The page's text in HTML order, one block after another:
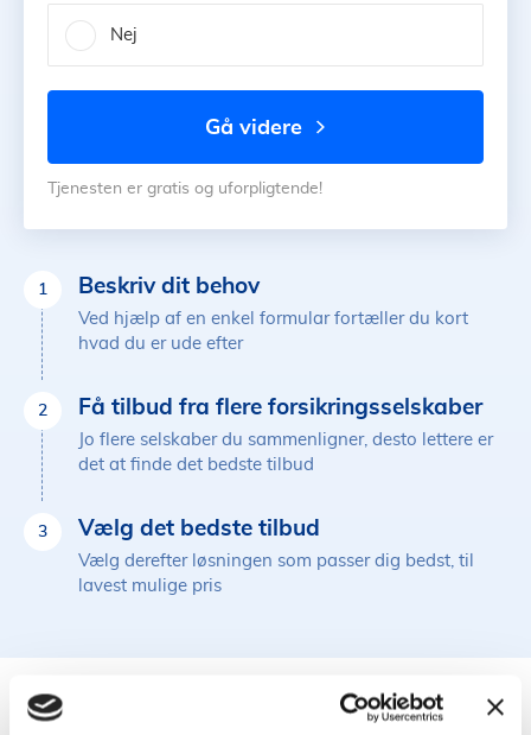
Nej
gå videre
Tjenesten er gratis og uforpligtende!
1 Beskriv dit behov
Ved hjælp af en enkel formular fortæller du kort
hvad du er ude efter
2 Få tilbud fra flere forsikringsselskaber
Jo flere selskaber du sammenligner, desto lettere er
det at finde det bedste tilbud
3 Vælg det bedste tilbud
Vælg derefter løsningen som passer dig bedst, til
lavest mulige pris